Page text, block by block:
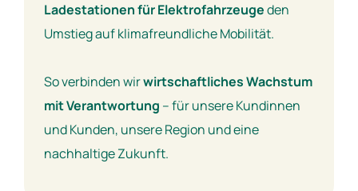
Ladestationen für Elektrofahrzeugeden
Umstieg auf klimafreundliche Mobilität.
So verbinden wirwirtschaftliches Wachstum
mit Verantwortung – für unsere Kundinnen
und Kunden, unsere Region und eine
nachhaltige Zukunft.